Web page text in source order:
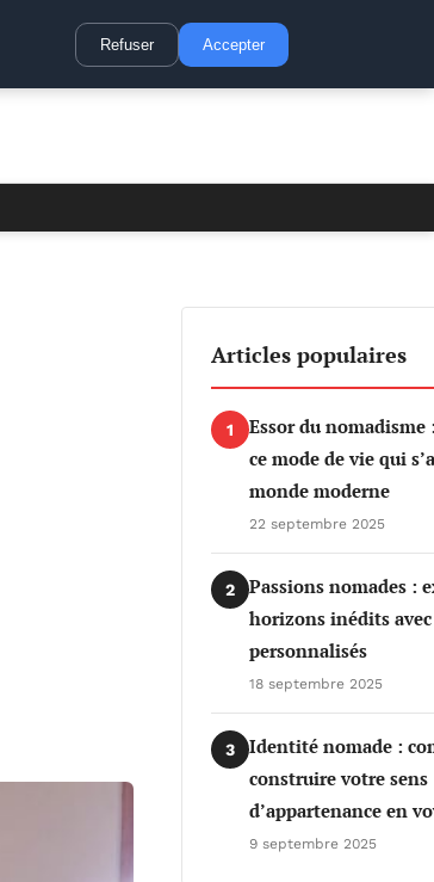
Articles populaires
1
Essor du nomadisme
ce mode de vie qui
monde moderne
22 septembre 2025
2
Passions nomades :
horizons inédits avec
personnalisés
18 septembre 2025
3
Identité nomade :
construire votre sens
d’appartenance en
9 septembre 2025
Refuser Accepter